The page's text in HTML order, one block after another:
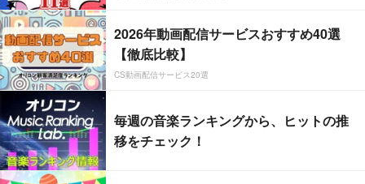
2026年動画配信サービスおすすめ40選
【徹底比較】
CS動画配信サービス20選
毎週の音楽ランキングから、ヒットの推
移をチェック！